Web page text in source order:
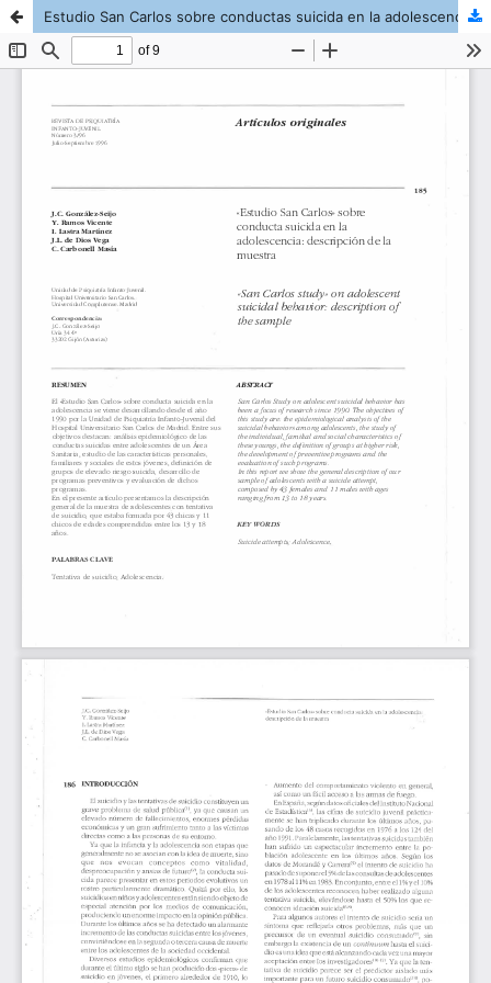
Estudio San Carlos sobre conductas suicida en la adolescencia: descripción de la muestra